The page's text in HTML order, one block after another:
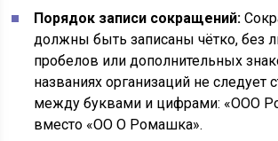
Порядок записи сокращений:
должны быть записаны чётко, без
пробелов или дополнительных
названиях организаций не следует
между буквами и цифрами: «ООО
вместо «ОО О Ромашка».